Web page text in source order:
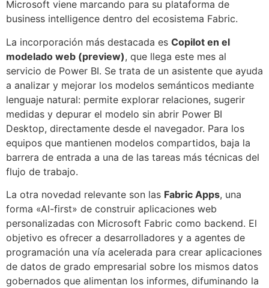
Microsoft viene marcando para su plataforma de
business intelligence dentro del ecosistema Fabric.
La incorporación más destacada es Copilot en el
modelado web (preview), que llega este mes al
servicio de Power BI. Se trata de un asistente que ayuda
a analizar y mejorar los modelos semánticos mediante
lenguaje natural: permite explorar relaciones, sugerir
medidas y depurar el modelo sin abrir Power BI
Desktop, directamente desde el navegador. Para los
equipos que mantienen modelos compartidos, baja la
barrera de entrada a una de las tareas más técnicas del
flujo de trabajo.
La otra novedad relevante son las Fabric Apps, una
forma «AI-first» de construir aplicaciones web
personalizadas con Microsoft Fabric como backend. El
objetivo es ofrecer a desarrolladores y a agentes de
programación una vía acelerada para crear aplicaciones
de datos de grado empresarial sobre los mismos datos
gobernados que alimentan los informes, difuminando la